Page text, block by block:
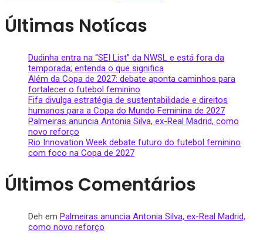
Últimas Notícas
Dudinha entra na “SEI List” da NWSL e está fora da
temporada; entenda o que significa
Além da Copa de 2027: debate aponta caminhos para
fortalecer o futebol feminino
Fifa divulga estratégia de sustentabilidade e direitos
humanos para a Copa do Mundo Feminina de 2027
Palmeiras anuncia Antonia Silva, ex-Real Madrid, como
novo reforço
Rio Innovation Week debate futuro do futebol feminino
com foco na Copa de 2027
Últimos Comentários
Deh em Palmeiras anuncia Antonia Silva, ex-Real Madrid,
como novo reforço